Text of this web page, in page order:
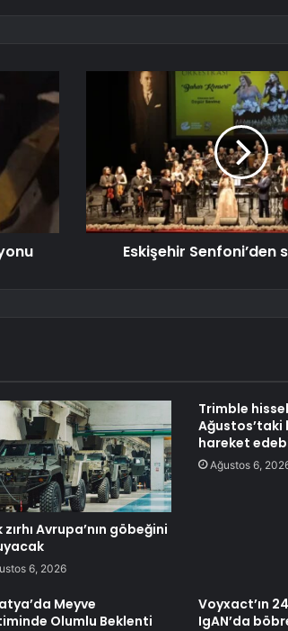
Eskişehir Senfoni’den
zırhı Avrupa’nın göbeğini
6, 2026
Trimble
Ağustos’taki
hareket
Ağustos 6,
Meyve
Olumlu Beklenti
Voyxact’ın
IgAN’da